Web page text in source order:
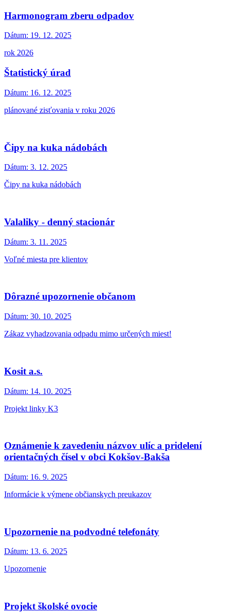
Harmonogram zberu odpadov
Dátum: 19. 12. 2025
rok 2026
Štatistický úrad
Dátum: 16. 12. 2025
plánované zisťovania v roku 2026
Čipy na kuka nádobách
Dátum: 3. 12. 2025
Čipy na kuka nádobách
Valaliky - denný stacionár
Dátum: 3. 11. 2025
Voľné miesta pre klientov
Dôrazné upozornenie občanom
Dátum: 30. 10. 2025
Zákaz vyhadzovania odpadu mimo určených miest!
Kosit a.s.
Dátum: 14. 10. 2025
Projekt linky K3
Oznámenie k zavedeniu názvov ulíc a pridelení
orientačných čísel v obci Kokšov-Bakša
Dátum: 16. 9. 2025
Informácie k výmene občianskych preukazov
Upozornenie na podvodné telefonáty
Dátum: 13. 6. 2025
Upozornenie
Projekt školské ovocie